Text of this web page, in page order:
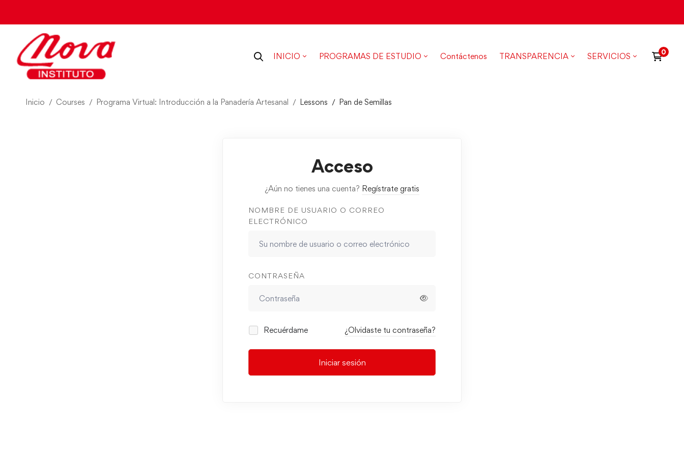
INICIO PROGRAMAS DE ESTUDIO Contáctenos TRANSPARENCIA SERVICIOS
Inicio Courses Programa Virtual: Introducción a la Panadería Artesanal Lessons Pan de Semillas
Acceso
¿Aún no tienes una cuenta? Regístrate gratis
NOMBRE DE USUARIO O CORREO
ELECTRÓNICO
CONTRASEÑA
Recuérdame ¿Olvidaste tu contraseña?
Iniciar sesión